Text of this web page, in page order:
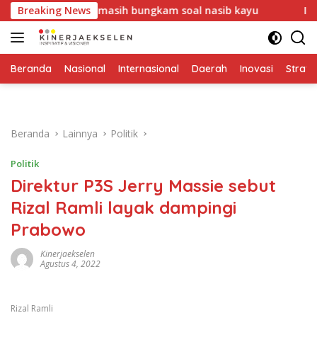
Langsung
ke
konten
Breaking News
Medan masih bungkam soal nasib kayu Industri
Beranda Nasional Internasional Daerah Inovasi
Beranda Lainnya Politik
Politik
Direktur P3S Jerry Massie sebut
Rizal Ramli layak dampingi
Prabowo
Kinerjaekselen
Agustus 4, 2022
Rizal Ramli